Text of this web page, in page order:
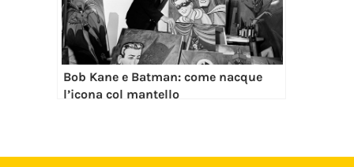
Bob Kane e Batman: come nacque
l’icona col mantello